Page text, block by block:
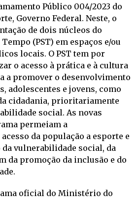
Público 004/2023 do
Governo Federal. Neste, o
de dois núcleos do
(PST) em espaços e/ou
locais. O PST tem por
o acesso à prática e à cultura
a promover o desenvolvimento
adolescentes e jovens, como
cidadania, prioritariamente
social. As novas
permeiam a
da população a esporte e
vulnerabilidade social, da
da promoção da inclusão e do
oficial do Ministério do